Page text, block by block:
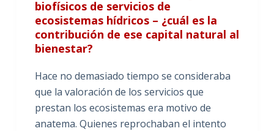
biofísicos de servicios de
ecosistemas hídricos – ¿cuál es la
contribución de ese capital natural al
bienestar?
Hace no demasiado tiempo se consideraba
que la valoración de los servicios que
prestan los ecosistemas era motivo de
anatema. Quienes reprochaban el intento